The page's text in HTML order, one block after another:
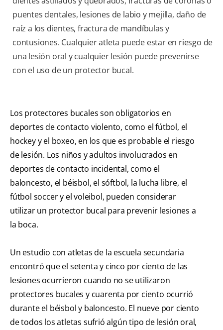
puentes dentales, lesiones de labio y mejilla, daño de
raíz a los dientes, fractura de mandíbulas y
contusiones. Cualquier atleta puede estar en riesgo de
una lesión oral y cualquier lesión puede prevenirse
con el uso de un protector bucal.
Los protectores bucales son obligatorios en
deportes de contacto violento, como el fútbol, el
hockey y el boxeo, en los que es probable el riesgo
de lesión. Los niños y adultos involucrados en
deportes de contacto incidental, como el
baloncesto, el béisbol, el sóftbol, la lucha libre, el
fútbol soccer y el voleibol, pueden considerar
utilizar un protector bucal para prevenir lesiones a
la boca.
Un estudio con atletas de la escuela secundaria
encontró que el setenta y cinco por ciento de las
lesiones ocurrieron cuando no se utilizaron
protectores bucales y cuarenta por ciento ocurrió
durante el béisbol y baloncesto. El nueve por ciento
de todos los atletas sufrió algún tipo de lesión oral,